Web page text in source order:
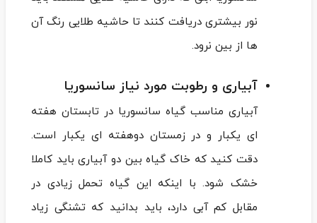
نور بیشتری دریافت کنند تا حاشیه‌ طلایی رنگ آن
ها از بین نرود.
آبیاری و رطوبت مورد نیاز سانسوریا
آبیاری مناسب گیاه سانسوریا در تابستان هفته
ای یکبار و در زمستان دوهفته ای یکبار است.
دقت کنید که خاک گیاه بین دو آبیاری باید کاملا
خشک شود. با اینکه این گیاه تحمل زیادی در
مقابل کم آبی دارد، باید بدانید که تشنگی زیاد